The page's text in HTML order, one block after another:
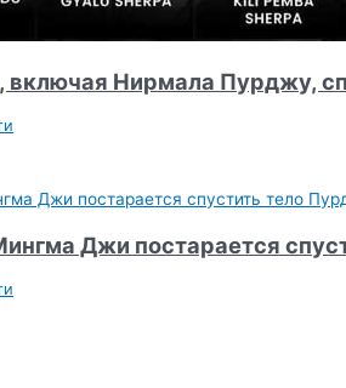
включая Нирмала Пурджу,
Джи постарается